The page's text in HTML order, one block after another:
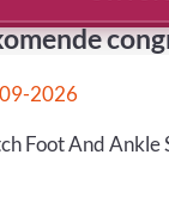
2026
Foot And Ankle